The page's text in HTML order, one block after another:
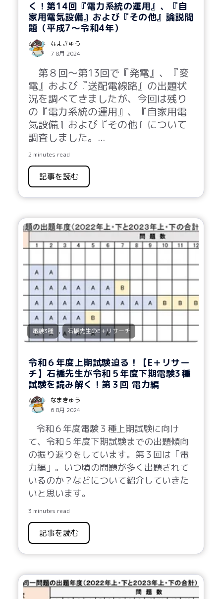
く！第14回『電力系統の運用』、『自
家用電気設備』および『その他』論説問
題（平成7～令和4年）
なまきゅう
7 8月 2024
第８ 回～第13回で『発電』、『変
電』および『送配電線路』の出題状
況を調べてきましたが、今回は残り
の『電力系統の運用』、『自家用電
気設備』および『その他』について
調査しました。...
2 minutes read
記事を読む
電験3種 , 石橋先生のE＋リサーチ
令和６年度上期試験迫る！【E＋リサー
チ】石橋先生が令和５年度下期電験3種
試験を読み解く！第３回 電力編
なまきゅう
6 8月 2024
令和６年度電験３種上期試験に向け
て、令和５年度下期試験までの出題傾向
の振り返りをしています。 第３回は「電
力編」。いつ頃の問題が多く出題されて
いるのか？などについて紹介していきた
いと思います。
3 minutes read
記事を読む